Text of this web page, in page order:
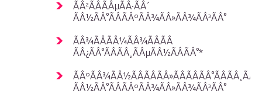
ÃÂ²ÃÂÃÂµÃÂ·ÃÂ´
ÃÂ½ÃÂ°ÃÂÃÂºÃÂ¾ÃÂ»ÃÂ¾ÃÂ³ÃÂ°
ÃÂ¾ÃÂÃÂ¼ÃÂ¾ÃÂÃÂ
ÃÂ¿ÃÂ°ÃÂÃÂ¸ÃÂµÃÂ½ÃÂÃÂ°*
ÃÂºÃÂ¾ÃÂ½ÃÂÃÂÃÂ»ÃÂÃÂÃÂ°ÃÂÃÂ¸ÃÂ
ÃÂ½ÃÂ°ÃÂÃÂºÃÂ¾ÃÂ»ÃÂ¾ÃÂ³ÃÂ°